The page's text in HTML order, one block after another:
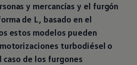
y mercancías y el furgón
de L, basado en el
estos modelos pueden
turbodiésel o
de los furgones